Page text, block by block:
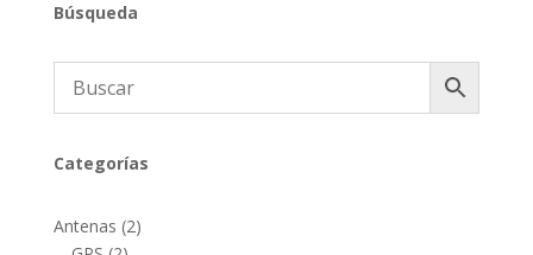
Búsqueda
Categorías
Antenas 22